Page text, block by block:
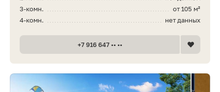
от 105 м²
3-комн.
нет данных
4-комн.
+7 916 647 •• ••